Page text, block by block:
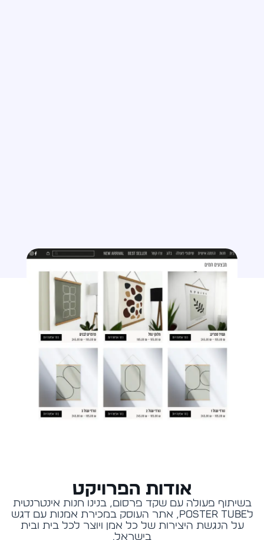
אודות הפרויקט
בשיתוף פעולה עם שקד פרסום, בנינו חנות אינטרנטית
לPoster Tube, אתר העוסק במכירת אמנות עם דגש
על הנגשת היצירות של כל אמן ויוצר לכל בית ובית
בישראל.